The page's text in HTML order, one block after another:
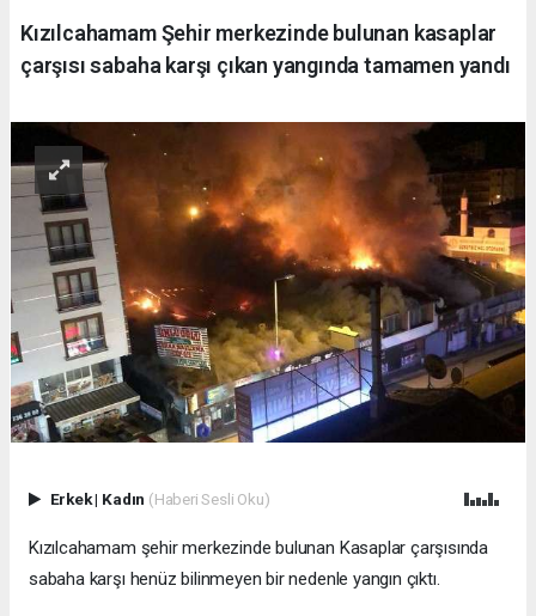
Kızılcahamam Şehir merkezinde bulunan kasaplar
çarşısı sabaha karşı çıkan yangında tamamen yandı
Erkek| Kadın (Haberi Sesli Oku)
Kızılcahamam şehir merkezinde bulunan Kasaplar çarşısında
sabaha karşı henüz bilinmeyen bir nedenle yangın çıktı.